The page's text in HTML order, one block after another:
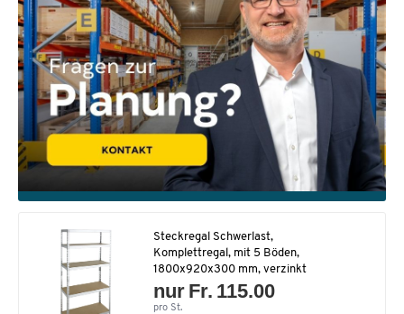
Steckregal Schwerlast,
Komplettregal, mit 5 Böden,
1800x920x300 mm, verzinkt
nur Fr. 115.00
pro St.